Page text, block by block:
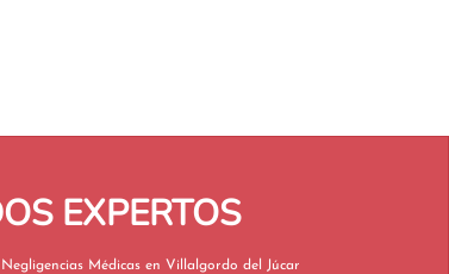
EXPERTOS
Negligencias Médicas en Villalgordo del Júcar